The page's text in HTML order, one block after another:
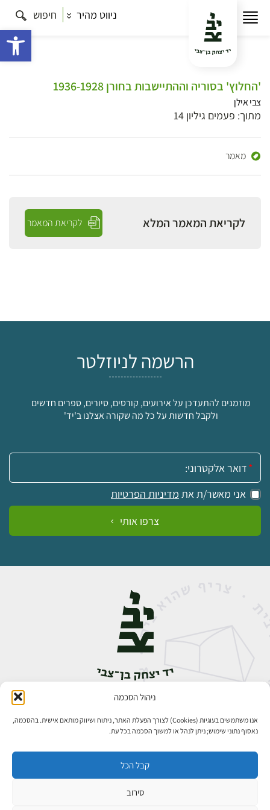
ניהול הסכמה
אנו משתמשים בעוגיות (Cookies) לצורך הפעלת האתר, ניתוח ושיווק מותאם אישית. בהסכמה,
נאסוף נתוני שימוש; ניתן לנהל או למשוך הסכמה בכל עת.
קבל הכל
סירוב
ניווט מהיר חיפוש
'החלוץ' בסוריה וההתיישבות בחורן 1936-1928
צבי אילן
מתוך: פעמים גיליון 14
מאמר
לקריאת המאמר המלא לקריאת המאמר
הרשמה לניוזלטר
מוזמנים להתעדכן על אירועים, קורסים, סיורים, ספרים חדשים
ולקבל חדשות על כל מה שקורה אצלנו ב'יד'
אימייל:
אני מאשר/ת את מדיניות הפרטיות
צרפו אותי
אבן גבירול 14, רחביה, ירושלים